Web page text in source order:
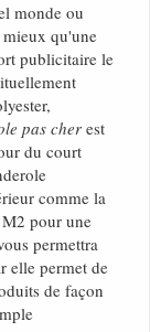
monde ou
qu'une
publicitaire le
pas cher est
du court
comme la
pour une
permettra
elle permet de
de façon